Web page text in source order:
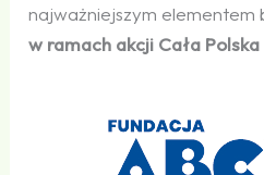
najważniejszym elementem
w ramach akcji Cała